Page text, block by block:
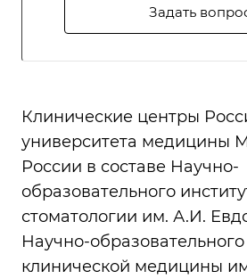
Задать
Клинические центры
университета медицины
России в составе Научно-
образовательного
стоматологии им. А.И.
Научно-образовательного
клинической медицины